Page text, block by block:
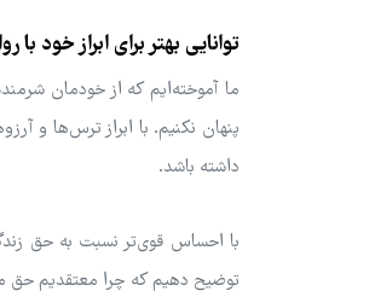
توانایی بهتر برای ابراز خود با
ما آموخته‌ایم که از خودمان
پنهان نکنیم. با ابراز ترس‌ها و
داشته باشد.
با احساس قوی‌تر نسبت به حق
توضیح دهیم که چرا معتقدیم حق